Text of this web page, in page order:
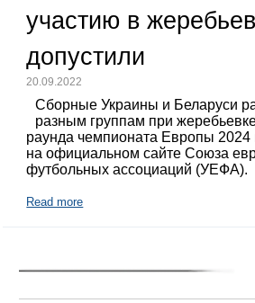
участию в
допустили
20.09.2022
Сборные Украины и Беларуси
разным группам при
раунда чемпионата Европы 2024
на официальном сайте Союза
футбольных ассоциаций (УЕФА).
Read more